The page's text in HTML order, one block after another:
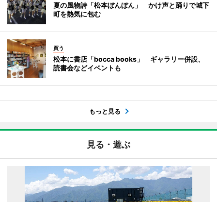
夏の風物詩「松本ぼんぼん」 かけ声と踊りで城下
町を熱気に包む
買う
松本に書店「bocca books」 ギャラリー併設、
読書会などイベントも
もっと見る
見る・遊ぶ